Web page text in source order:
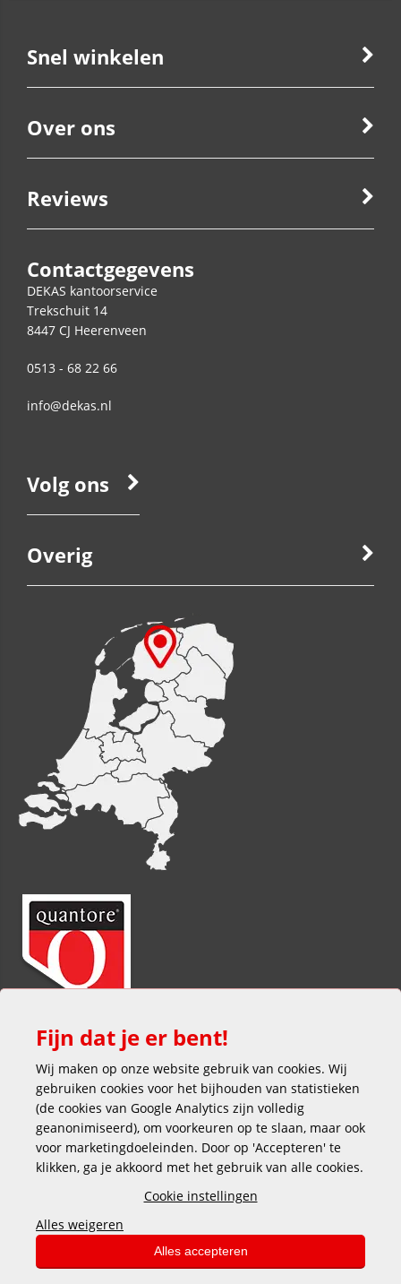
Snel winkelen
Over ons
Reviews
Contactgegevens
DEKAS kantoorservice
Trekschuit 14
8447 CJ Heerenveen
0513 - 68 22 66
info@dekas.nl
Volg ons
Overig
Veilig en gemakkelijk betalen
Fijn dat je er bent!
Wij maken op onze website gebruik van cookies. Wij
gebruiken cookies voor het bijhouden van statistieken
(de cookies van Google Analytics zijn volledig
geanonimiseerd), om voorkeuren op te slaan, maar ook
voor marketingdoeleinden. Door op 'Accepteren' te
klikken, ga je akkoord met het gebruik van alle cookies.
Cookie instellingen
Alles weigeren
Alles accepteren